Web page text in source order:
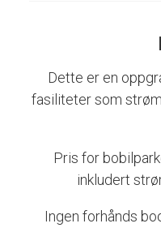
Dette er en
fasiliteter som
Pris for
inkludert
Ingen forhånds